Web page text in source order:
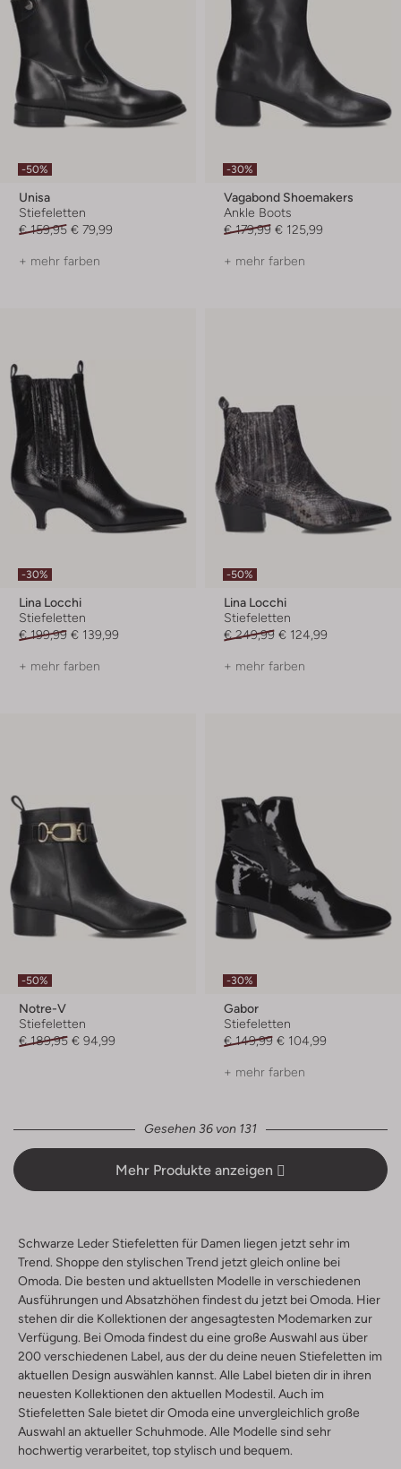
-50%
Unisa
Stiefeletten
€ 159,95 € 79,99
+ mehr farben
-30%
Vagabond Shoemakers
Ankle Boots
€ 179,99 € 125,99
+ mehr farben
-30%
Lina Locchi
Stiefeletten
€ 199,99 € 139,99
+ mehr farben
-50%
Lina Locchi
Stiefeletten
€ 249,99 € 124,99
+ mehr farben
-50%
Notre-V
Stiefeletten
€ 189,95 € 94,99
-30%
Gabor
Stiefeletten
€ 149,99 € 104,99
+ mehr farben
Gesehen 36 von 131
Mehr Produkte anzeigen
Schwarze Leder Stiefeletten für Damen liegen jetzt sehr im
Trend. Shoppe den stylischen Trend jetzt gleich online bei
Omoda. Die besten und aktuellsten Modelle in verschiedenen
Ausführungen und Absatzhöhen findest du jetzt bei Omoda. Hier
stehen dir die Kollektionen der angesagtesten Modemarken zur
Verfügung. Bei Omoda findest du eine große Auswahl aus über
200 verschiedenen Label, aus der du deine neuen Stiefeletten im
aktuellen Design auswählen kannst. Alle Label bieten dir in ihren
neuesten Kollektionen den aktuellen Modestil. Auch im
Stiefeletten Sale bietet dir Omoda eine unvergleichlich große
Auswahl an aktueller Schuhmode. Alle Modelle sind sehr
hochwertig verarbeitet, top stylisch und bequem.